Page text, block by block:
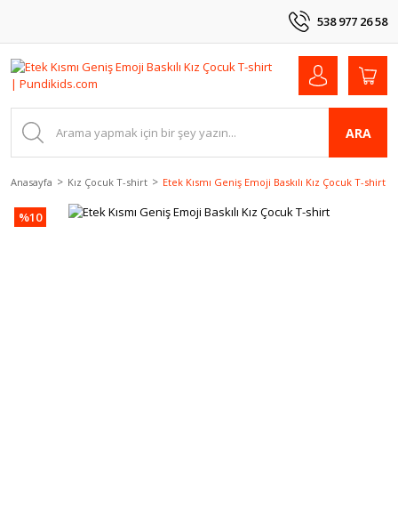
538 977 26 58
ARA
Anasayfa Kız Çocuk T-shirt Etek Kısmı Geniş Emoji Baskılı Kız Çocuk T-shirt
%10